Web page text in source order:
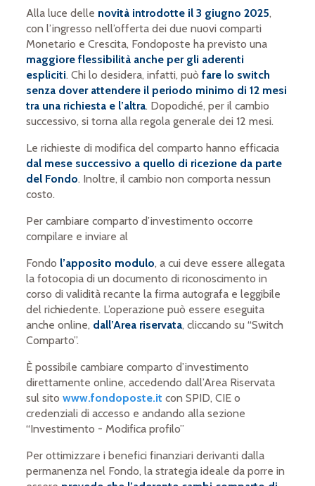
Alla luce delle novità introdotte il 3 giugno 2025,
con l’ingresso nell’offerta dei due nuovi comparti
Monetario e Crescita, Fondoposte ha previsto una
maggiore flessibilità anche per gli aderenti
espliciti. Chi lo desidera, infatti, può fare lo switch
senza dover attendere il periodo minimo di 12 mesi
tra una richiesta e l’altra. Dopodiché, per il cambio
successivo, si torna alla regola generale dei 12 mesi.
Le richieste di modifica del comparto hanno efficacia
dal mese successivo a quello di ricezione da parte
del Fondo. Inoltre, il cambio non comporta nessun
costo.
Per cambiare comparto d’investimento occorre
compilare e inviare al
Fondo l’apposito modulo, a cui deve essere allegata
la fotocopia di un documento di riconoscimento in
corso di validità recante la firma autografa e leggibile
del richiedente. L’operazione può essere eseguita
anche online, dall’Area riservata, cliccando su “Switch
Comparto”.
È possibile cambiare comparto d’investimento
direttamente online, accedendo dall’Area Riservata
sul sitowww.fondoposte.it con SPID, CIE o
credenziali di accesso e andando alla sezione
“Investimento - Modifica profilo”
Per ottimizzare i benefici finanziari derivanti dalla
permanenza nel Fondo, la strategia ideale da porre in